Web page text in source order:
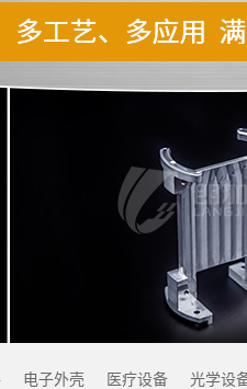
电子外壳 医疗设备 光学设